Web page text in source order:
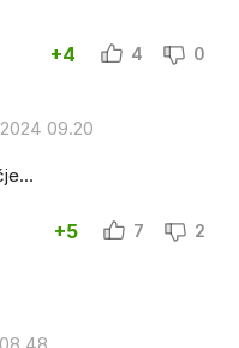
+4 4 0
09.20
+5 7 2